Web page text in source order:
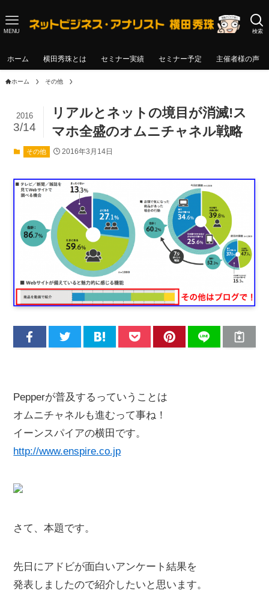
検索
MENU
ホーム 横田秀珠とは セミナー実績 セミナー予定 主催者様の声
ホーム その他
リアルとネットの境目が消滅!ス
マホ全盛のオムニチャネル戦略
2016
3/14
その他 2016年3月14日
Pepperが普及するっていうことは
オムニチャネルも進むって事ね！
イーンスパイアの横田です。
http://www.enspire.co.jp
さて、本題です。
先日にアドビが面白いアンケート結果を
発表しましたので紹介したいと思います。